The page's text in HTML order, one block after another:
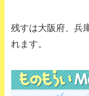
残すは大阪府、兵
れます。